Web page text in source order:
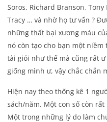
Soros, Richard Branson,
Tracy … và nhờ họ tư vấn ?
những thất bại xương máu
nó còn tạo cho bạn một
tài giỏi như thế mà cũng rất
giống mình ư, vậy chắc chắn
Hiện nay theo thống kê 1
sách/năm. Một con số còn
Một trong những lý do làm